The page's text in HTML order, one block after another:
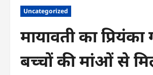
Uncategorized
मायावती का
बच्चों की मांओं से